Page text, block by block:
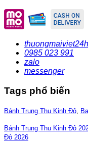
0985 023 991
zalo
messenger
Tags phổ biến
Bánh Trung Thu Kinh Đô
Bánh Trung Thu Kinh Đô
Đô 2026